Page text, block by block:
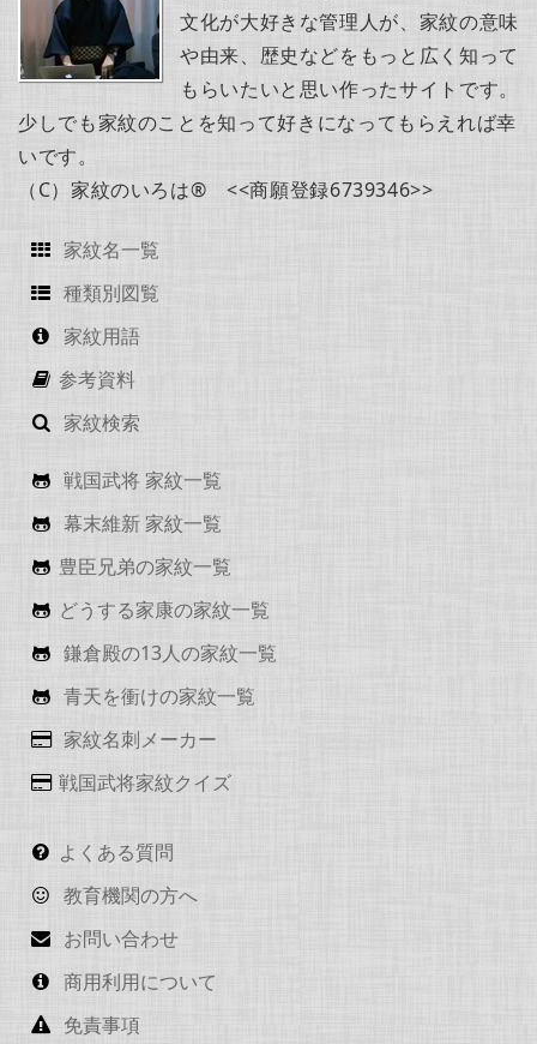
文化が大好きな管理人が、家紋の意味
や由来、歴史などをもっと広く知って
もらいたいと思い作ったサイトです。
少しでも家紋のことを知って好きになってもらえれば幸
いです。
（C）家紋のいろは® <<商願登録6739346>>
家紋名一覧
種類別図覧
家紋用語
参考資料
家紋検索
戦国武将 家紋一覧
幕末維新 家紋一覧
豊臣兄弟の家紋一覧
どうする家康の家紋一覧
鎌倉殿の13人の家紋一覧
青天を衝けの家紋一覧
家紋名刺メーカー
戦国武将家紋クイズ
よくある質問
教育機関の方へ
お問い合わせ
商用利用について
免責事項